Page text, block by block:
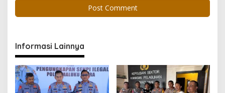
Informasi Lainnya